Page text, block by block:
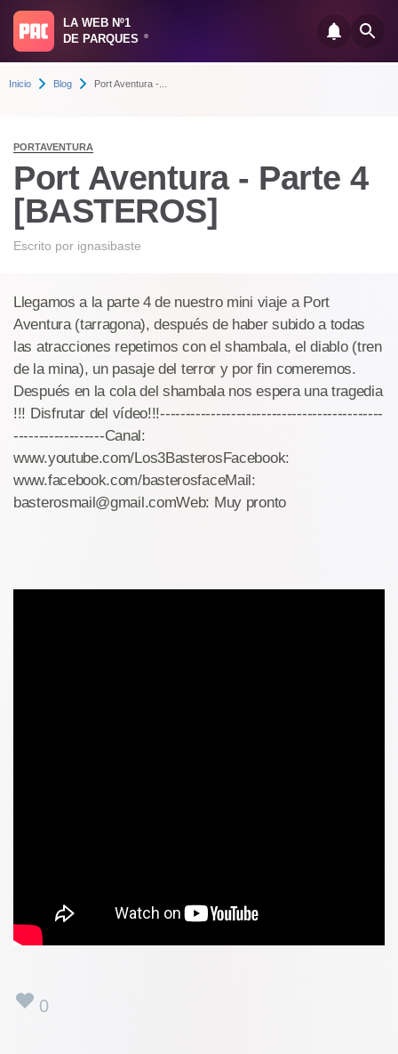
LA WEB Nº1
DE PARQUES
®
Inicio Blog Port Aventura -...
PORTAVENTURA
Port Aventura - Parte 4
[BASTEROS]
Escrito por ignasibaste
Llegamos a la parte 4 de nuestro mini viaje a Port
Aventura (tarragona), después de haber subido a todas
las atracciones repetimos con el shambala, el diablo (tren
de la mina), un pasaje del terror y por fin comeremos.
Después en la cola del shambala nos espera una tragedia
!!! Disfrutar del vídeo!!!--------------------------------------------
------------------Canal:
www.youtube.com/Los3BasterosFacebook:
www.facebook.com/basterosfaceMail:
basterosmail@gmail.comWeb: Muy pronto
0